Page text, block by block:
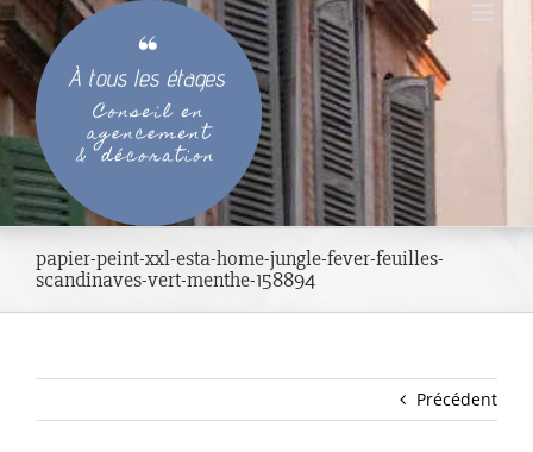
Passer
au
contenu
papier-peint-xxl-esta-home-jungle-fever-feuilles-
scandinaves-vert-menthe-158894
Précédent